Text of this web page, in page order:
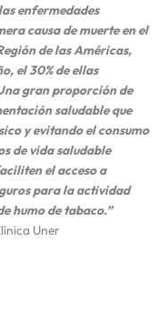
enfermedades
causa de muerte en el
de las Américas,
el 30% de ellas
gran proporción de
saludable que
y evitando el consumo
de vida saludable
el acceso a
para la actividad
humo de tabaco.”
Uner